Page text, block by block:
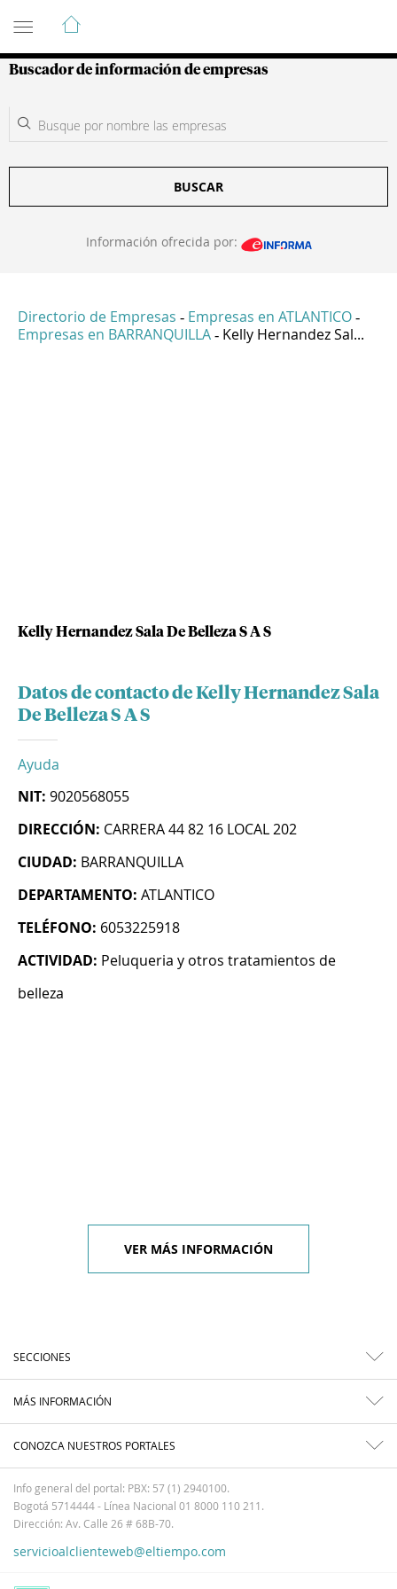
Guía de Empresas Colombianas
Buscador de información de empresas
BUSCAR
Información ofrecida por:
Directorio de Empresas - Empresas en ATLANTICO -
Empresas en BARRANQUILLA - Kelly Hernandez Sal...
Kelly Hernandez Sala De Belleza S A S
Datos de contacto de Kelly Hernandez Sala
De Belleza S A S
Ayuda
NIT: 9020568055
DIRECCIÓN: CARRERA 44 82 16 LOCAL 202
CIUDAD: BARRANQUILLA
DEPARTAMENTO: ATLANTICO
TELÉFONO: 6053225918
ACTIVIDAD: Peluqueria y otros tratamientos de
belleza
VER MÁS INFORMACIÓN
SECCIONES
MÁS INFORMACIÓN
CONOZCA NUESTROS PORTALES
Info general del portal: PBX: 57 (1) 2940100.
Bogotá 5714444 - Línea Nacional 01 8000 110 211.
Dirección: Av. Calle 26 # 68B-70.
servicioalclienteweb@eltiempo.com